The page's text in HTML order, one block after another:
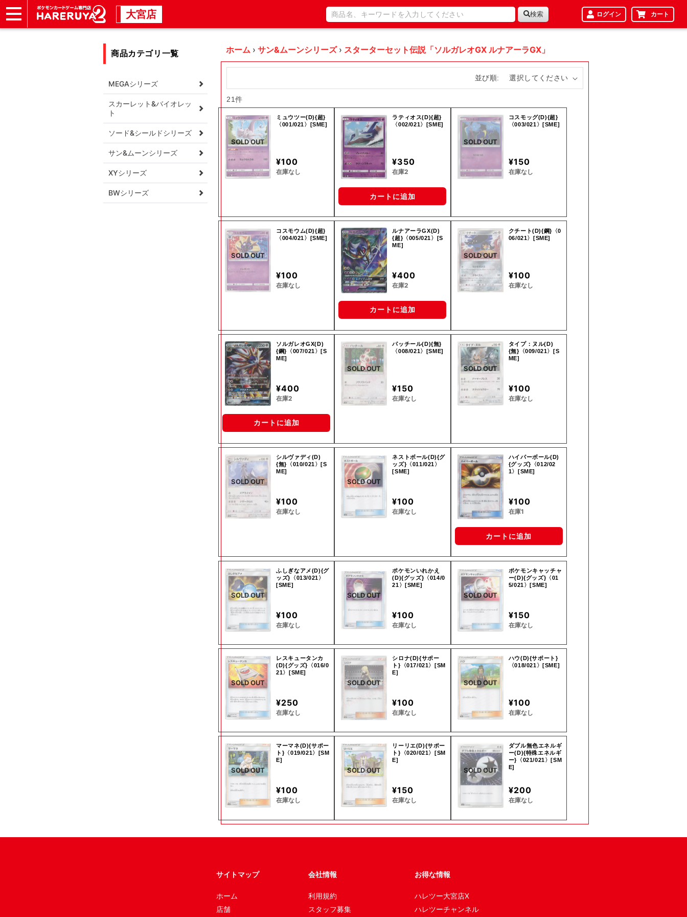
大宮店 検索 ログイン カート
商品カテゴリ一覧
MEGAシリーズ
スカーレット&バイオレッ
ト
ソード&シールドシリーズ
サン&ムーンシリーズ
XYシリーズ
BWシリーズ
ホーム › サン&ムーンシリーズ › スターターセット伝説「ソルガレオGX ルナアーラGX」
並び順:
21件
SOLD OUT
ミュウツー(D){超}
〈001/021〉[SME]
¥100
在庫なし
ラティオス(D){超}
〈002/021〉[SME]
¥350
在庫2
カートに追加
SOLD OUT
コスモッグ(D){超}
〈003/021〉[SME]
¥150
在庫なし
SOLD OUT
コスモウム(D){超}
〈004/021〉[SME]
¥100
在庫なし
ルナアーラGX(D)
{超}〈005/021〉[S
ME]
¥400
在庫2
カートに追加
SOLD OUT
クチート(D){鋼}〈0
06/021〉[SME]
¥100
在庫なし
ソルガレオGX(D)
{鋼}〈007/021〉[S
ME]
¥400
在庫2
カートに追加
SOLD OUT
パッチール(D){無}
〈008/021〉[SME]
¥150
在庫なし
SOLD OUT
タイプ：ヌル(D)
{無}〈009/021〉[S
ME]
¥100
在庫なし
SOLD OUT
シルヴァディ(D)
{無}〈010/021〉[S
ME]
¥100
在庫なし
SOLD OUT
ネストボール(D){グ
ッズ}〈011/021〉
[SME]
¥100
在庫なし
ハイパーボール(D)
{グッズ}〈012/02
1〉[SME]
¥100
在庫1
カートに追加
SOLD OUT
ふしぎなアメ(D){グ
ッズ}〈013/021〉
[SME]
¥100
在庫なし
SOLD OUT
ポケモンいれかえ
(D){グッズ}〈014/0
21〉[SME]
¥100
在庫なし
SOLD OUT
ポケモンキャッチャ
ー(D){グッズ}〈01
5/021〉[SME]
¥150
在庫なし
SOLD OUT
レスキュータンカ
(D){グッズ}〈016/0
21〉[SME]
¥250
在庫なし
SOLD OUT
シロナ(D){サポー
ト}〈017/021〉[SM
E]
¥100
在庫なし
SOLD OUT
ハウ(D){サポート}
〈018/021〉[SME]
¥100
在庫なし
SOLD OUT
マーマネ(D){サポー
ト}〈019/021〉[SM
E]
¥100
在庫なし
SOLD OUT
リーリエ(D){サポー
ト}〈020/021〉[SM
E]
¥150
在庫なし
SOLD OUT
ダブル無色エネルギ
ー(D){特殊エネルギ
ー}〈021/021〉[SM
E]
¥200
在庫なし
サイトマップ
ホーム
店舗
会社情報
利用規約
スタッフ募集
お得な情報
ハレツー大宮店X
ハレツーチャンネル